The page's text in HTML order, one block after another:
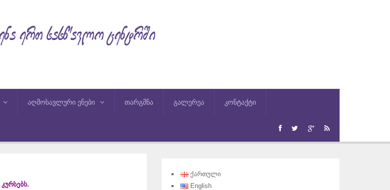
აღმოსავლური ენები თარგმნა გალერეა კონტაქტი
კურსებს.
ქართული
English